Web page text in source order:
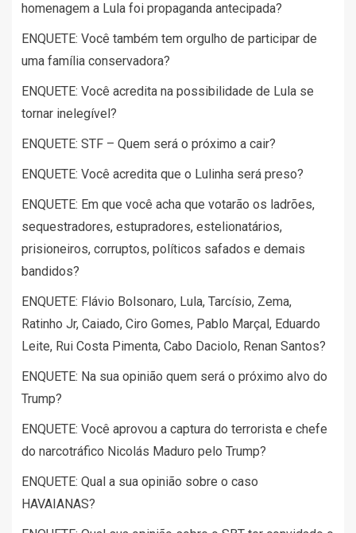
homenagem a Lula foi propaganda antecipada?
ENQUETE: Você também tem orgulho de participar de
uma família conservadora?
ENQUETE: Você acredita na possibilidade de Lula se
tornar inelegível?
ENQUETE: STF – Quem será o próximo a cair?
ENQUETE: Você acredita que o Lulinha será preso?
ENQUETE: Em que você acha que votarão os ladrões,
sequestradores, estupradores, estelionatários,
prisioneiros, corruptos, políticos safados e demais
bandidos?
ENQUETE: Flávio Bolsonaro, Lula, Tarcísio, Zema,
Ratinho Jr, Caiado, Ciro Gomes, Pablo Marçal, Eduardo
Leite, Rui Costa Pimenta, Cabo Daciolo, Renan Santos?
ENQUETE: Na sua opinião quem será o próximo alvo do
Trump?
ENQUETE: Você aprovou a captura do terrorista e chefe
do narcotráfico Nicolás Maduro pelo Trump?
ENQUETE: Qual a sua opinião sobre o caso
HAVAIANAS?